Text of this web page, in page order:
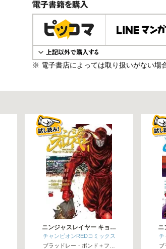
電子書籍で購入
※ 電子書店によっては取り扱いがない場
ニンジャスレイヤー キョ…
チャンピオンREDコミックス
ブラッドレー・ボンド＋フ…
ニ
チ
ブ